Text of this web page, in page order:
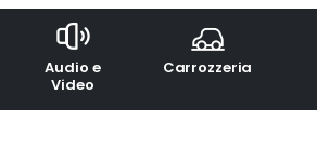
Audio e
Video
Carrozzeria